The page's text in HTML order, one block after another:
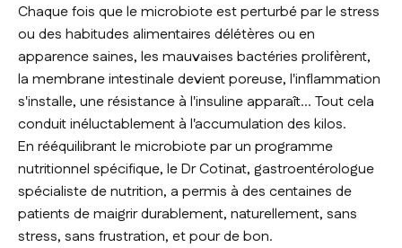
Chaque fois que le microbiote est perturbé par le stress
ou des habitudes alimentaires délétères ou en
apparence saines, les mauvaises bactéries prolifèrent,
la membrane intestinale devient poreuse, l'inflammation
s'installe, une résistance à l'insuline apparaît... Tout cela
conduit inéluctablement à l'accumulation des kilos.
En rééquilibrant le microbiote par un programme
nutritionnel spécifique, le Dr Cotinat, gastroentérologue
spécialiste de nutrition, a permis à des centaines de
patients de maigrir durablement, naturellement, sans
stress, sans frustration, et pour de bon.